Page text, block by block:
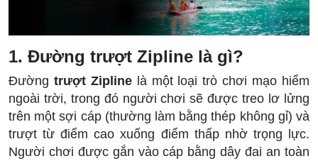
1. Đường trượt Zipline làgì?
Đường trượt Ziplinelà một loại trò chơi mạo hiểm
ngoài trời, trong đó người chơi sẽ được treo lơ lửng
trên một sợi cáp (thường làm bằng thép không gỉ) và
trượt từ điểm cao xuống điểm thấp nhờ trọng lực.
Người chơi được gắn vào cáp bằng dây đai an toàn